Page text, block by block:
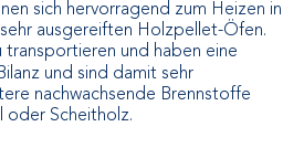
sich hervorragend zum Heizen in
ausgereiften Holzpellet-Öfen.
transportieren und haben eine
und sind damit sehr
nachwachsende Brennstoffe
oder Scheitholz.